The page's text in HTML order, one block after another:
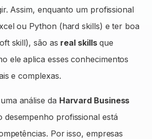
Assim, enquanto um profissional
ou Python (hard skills) e ter boa
skill), são as real skillsque
ele aplica esses conhecimentos
e complexas.
análise da Harvard Business
desempenho profissional está
Por isso, empresas